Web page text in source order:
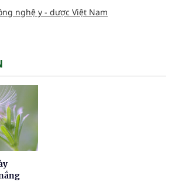
nghệ y - dược Việt Nam